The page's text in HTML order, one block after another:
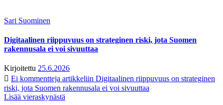
Sari Suominen
Digitaalinen riippuvuus on strateginen riski, jota Suomen
rakennusala ei voi sivuuttaa
Kirjoitettu 25.6.2026
Ei kommentteja artikkeliin Digitaalinen riippuvuus on strateginen
riski, jota Suomen rakennusala ei voi sivuuttaa
Lisää vieraskynästä